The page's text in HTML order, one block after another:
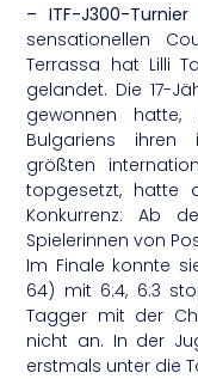
– ITF-J300-
sensationellen
Terrassa hat Lilli
gelandet. Die 17-
gewonnen
Bulgariens
größten
topgesetzt, hatte
Konkurrenz: Ab
Spielerinnen von
Im Finale konnte
64) mit 6:4, 6:3
Tagger mit der
nicht an. In der
erstmals unter die